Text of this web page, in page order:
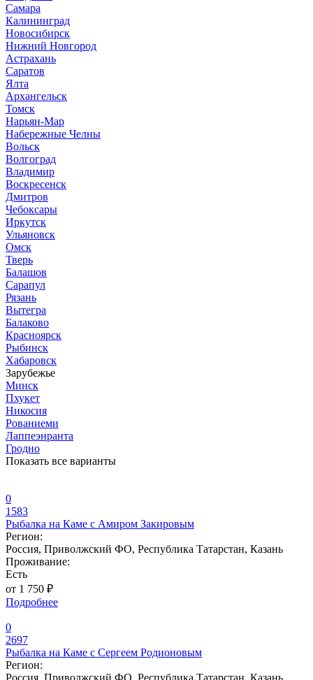
Самара
Калининград
Новосибирск
Нижний Новгород
Астрахань
Саратов
Ялта
Архангельск
Томск
Нарьян-Мар
Набережные Челны
Вольск
Волгоград
Владимир
Воскресенск
Дмитров
Чебоксары
Иркутск
Ульяновск
Омск
Тверь
Балашов
Сарапул
Рязань
Вытегра
Балаково
Красноярск
Рыбинск
Хабаровск
Зарубежье
Минск
Пхукет
Никосия
Рованиеми
Лаппеэнранта
Гродно
Показать все варианты
0
1583
Рыбалка на Каме с Амиром Закировым
Регион:
Россия, Приволжский ФО, Республика Татарстан, Казань
Проживание:
Есть
от 1 750 ₽
Подробнее
0
2697
Рыбалка на Каме с Сергеем Родионовым
Регион:
Россия, Приволжский ФО, Республика Татарстан, Казань